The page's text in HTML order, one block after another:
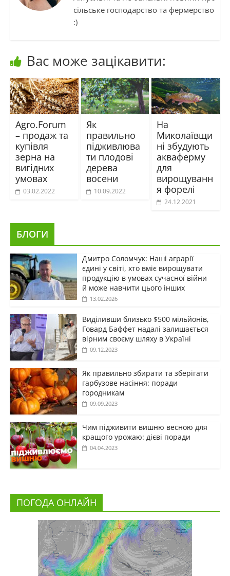
сільське господарство та фермерство
:)
Вас може зацікавити:
Agro.Forum
– продаж та
купівля
зерна на
вигідних
умовах
03.02.2022
Як
правильно
підживлюва
ти плодові
дерева
восени
10.09.2022
На
Миколаївщи
ні збудують
акваферму
для
вирощуванн
я форелі
24.12.2021
БЛОГИ
Дмитро Соломчук: Наші аграрії
єдині у світі, хто вміє вирощувати
продукцію в умовах сучасної війни
й може навчити цього інших
13.02.2026
Виділивши близько $500 мільйонів,
Говард Баффет надалі залишається
вірним своєму шляху в Україні
09.12.2023
Як правильно збирати та зберігати
гарбузове насіння: поради
городникам
09.09.2023
Чим підживити вишню весною для
кращого урожаю: дієві поради
04.04.2023
ПОГОДА ОНЛАЙН